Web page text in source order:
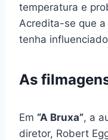
temperatura e
Acredita-se que
tenha
As
Em “A Bruxa”, a
diretor, Robert